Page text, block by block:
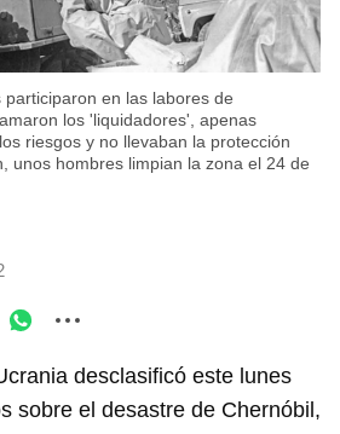
en las labores de
los 'liquidadores', apenas
riesgos y no llevaban la protección
unos hombres limpian la zona el 24 de
desclasificó este lunes
sobre el desastre de Chernóbil,